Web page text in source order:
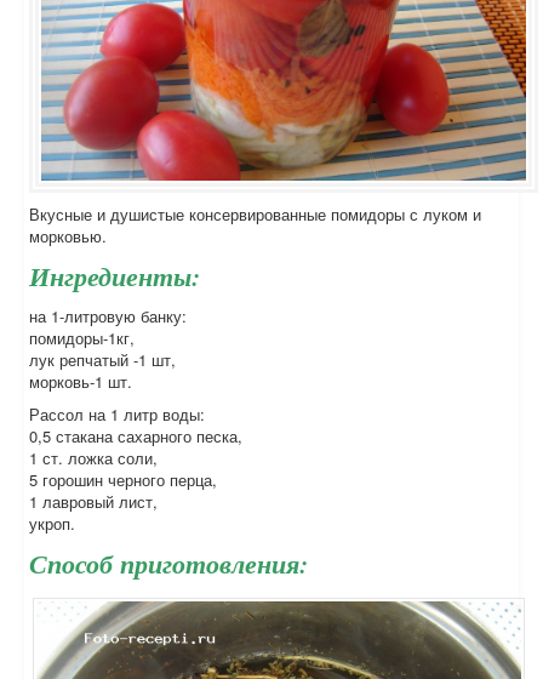
Вкусные и душистые консервированные помидоры с луком и
морковью.
Ингредиенты:
на 1-литровую банку:
помидоры-1кг,
лук репчатый -1 шт,
морковь-1 шт.
Рассол на 1 литр воды:
0,5 стакана сахарного песка,
1 ст. ложка соли,
5 горошин черного перца,
1 лавровый лист,
укроп.
Способ приготовления: